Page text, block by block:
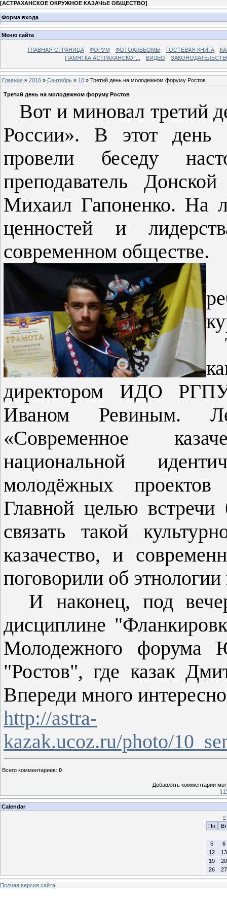
[АСТРАХАНСКОЕ ОКРУЖНОЕ КАЗАЧЬЕ ОБЩЕСТВО]
Форма входа
Меню сайта
ГЛАВНАЯ СТРАНИЦА ФОРУМ ФОТОАЛЬБОМЫ ГОСТЕВАЯ КНИГА
ПАМЯТКА АСТРАХАНСКОГ...
ВИДЕО
Главная » 2016 » Сентябрь » 10 » Третий день на молодежном форуму Ростов
Третий день на молодежном форуму Ростов
Вот и миновал третий
России». В этот день
провели беседу
преподаватель
Михаил Гапоненко. На
ценностей и
современном обществе.
директором ИДО
Иваном Ревиным.
«Современное
национальной
молодёжных
Главной целью
связать такой
казачество, и
поговорили об
И наконец, под вечер
дисциплине
Молодежного форума
"Ростов", где казак
Впереди много
http://astra-
kazak.ucoz.ru/photo/
Всего комментариев: 0
Добавлять комментарии
[
Calendar
«
Пн
Вт
5
6
12
13
19
20
26
27
Полная версия сайта